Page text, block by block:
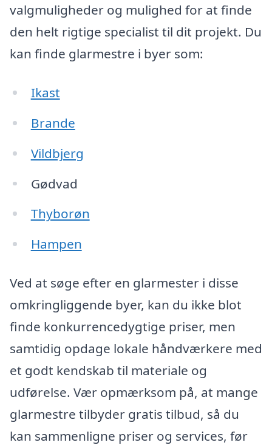
valgmuligheder og mulighed for at finde
den helt rigtige specialist til dit projekt. Du
kan finde glarmestre i byer som:
Ikast
Brande
Vildbjerg
Gødvad
Thyborøn
Hampen
Ved at søge efter en glarmester i disse
omkringliggende byer, kan du ikke blot
finde konkurrencedygtige priser, men
samtidig opdage lokale håndværkere med
et godt kendskab til materiale og
udførelse. Vær opmærksom på, at mange
glarmestre tilbyder gratis tilbud, så du
kan sammenligne priser og services, før